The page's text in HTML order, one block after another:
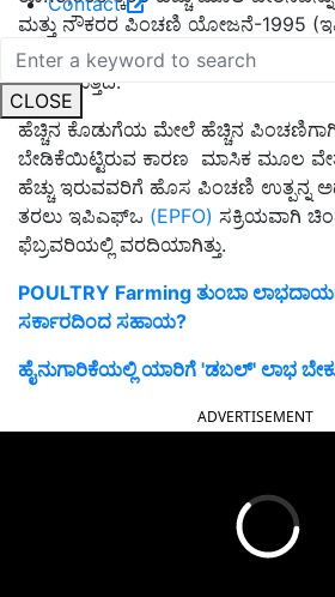
CLOSE
ಮತ್ತು ನೌಕರರ ಪಿಂಚಣಿ ಯೋಜನೆ-1995
ಕಡ್ಡಾಯವಾಗಿ ಒಳಪಡದವರಿಗೆ ಹೊಸ ಪಿಂಚಣಿ
ಯೋಚಿಸುತ್ತಿದೆ.
ಹೆಚ್ಚಿನ ಕೊಡುಗೆಯ ಮೇಲೆ ಹೆಚ್ಚಿನ
ಬೇಡಿಕೆಯಿಟ್ಟಿರುವ ಕಾರಣ ಮಾಸಿಕ ಮೂಲ
ಹೆಚ್ಚು ಇರುವವರಿಗೆ ಹೊಸ ಪಿಂಚಣಿ ಉತ್ಪನ್ನ
ತರಲು ಇಪಿಎಫ್ಒ (EPFO) ಸಕ್ರಿಯವಾಗಿ
ಫೆಬ್ರವರಿಯಲ್ಲಿ ವರದಿಯಾಗಿತ್ತು.
POULTRY Farming ತುಂಬಾ
ಸರ್ಕಾರದಿಂದ ಸಹಾಯ?
ಹೈನುಗಾರಿಕೆಯಲ್ಲಿ ಯಾರಿಗೆ 'ಡಬಲ್' ಲಾಭ
ADVERTISEMENT